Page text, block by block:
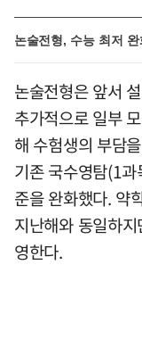
논술전형, 수능 최저
논술전형은 앞서
추가적으로 일부
해 수험생의 부담
기존 국수영탐(1
준을 완화했다. 약
지난해와 동일하
영한다.